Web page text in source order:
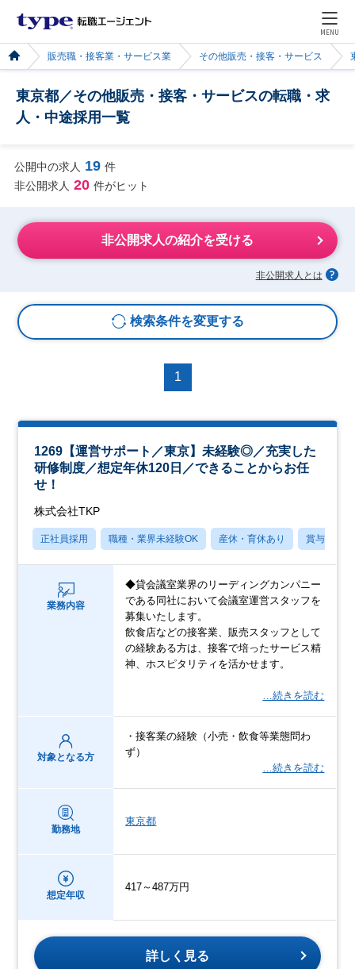
MENU
販売職・接客業・サービス業 その他販売・接客・サービス
東京都／その他販売・接客・サービスの転職・求
人・中途採用一覧
公開中の求人 19 件
非公開求人 20 件がヒット
非公開求人の紹介を受ける
非公開求人とは
検索条件を変更する
1
1269【運営サポート／東京】未経験◎／充実した
研修制度／想定年休120日／できることからお任
せ！
株式会社TKP
正社員採用 職種・業界未経験OK 産休・育休あり 賞与あり
業務内容
◆貸会議室業界のリーディングカンパニー
である同社において会議室運営スタッフを
募集いたします。
飲食店などの接客業、販売スタッフとして
の経験ある方は、接客で培ったサービス精
神、ホスピタリティを活かせます。
…続きを読む
対象となる方
・接客業の経験（小売・飲食等業態問わ
ず）
…続きを読む
勤務地
東京都
想定年収
417～487万円
詳しく見る